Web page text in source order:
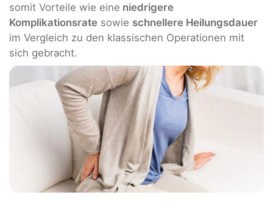
somit Vorteile wie eine niedrigere
Komplikationsrate sowie schnellere Heilungsdauer
im Vergleich zu den klassischen Operationen mit
sich gebracht.